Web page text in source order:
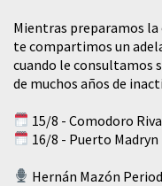
Mientras preparamos
te compartimos un
cuando le consultamos
de muchos años de
15/8 - Comodoro
16/8 - Puerto
Hernán Mazón